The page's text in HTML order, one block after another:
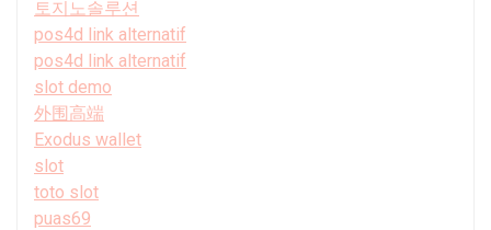
토지노솔루션
pos4d link alternatif
pos4d link alternatif
slot demo
外围高端
Exodus wallet
slot
toto slot
puas69